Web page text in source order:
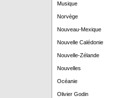
Musique
Norvège
Nouveau-Mexique
Nouvelle Calédonie
Nouvelle-Zélande
Nouvelles
Océanie
Olivier Godin